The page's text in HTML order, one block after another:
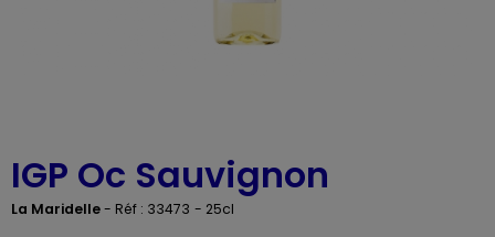
IGP Oc Sauvignon
La Maridelle- Réf : 33473 - 25cl